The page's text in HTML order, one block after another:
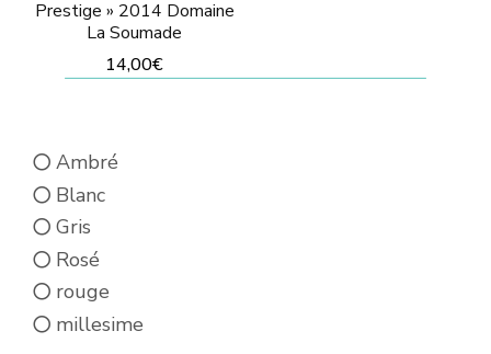
produit
Prestige » 2014 Domaine
La Soumade
14,00€
peuvent
Ambré
Blanc
Gris
Rosé
rouge
millesime